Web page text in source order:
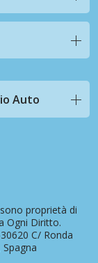
Auto
proprietà di
Ogni Diritto.
C/ Ronda